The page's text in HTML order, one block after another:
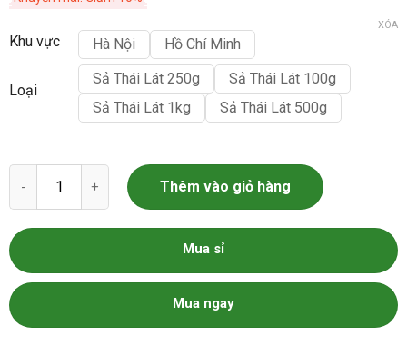
Khu vực Hà Nội Hồ Chí Minh
Loại
Sả Thái Lát 250g
Sả Thái Lát 100g
Sả Thái Lát 1kg
Sả Thái Lát 500g
XÓA
Sả Khô Thái Lát số lượng
Thêm vào giỏ hàng
Mua sỉ
Mua ngay